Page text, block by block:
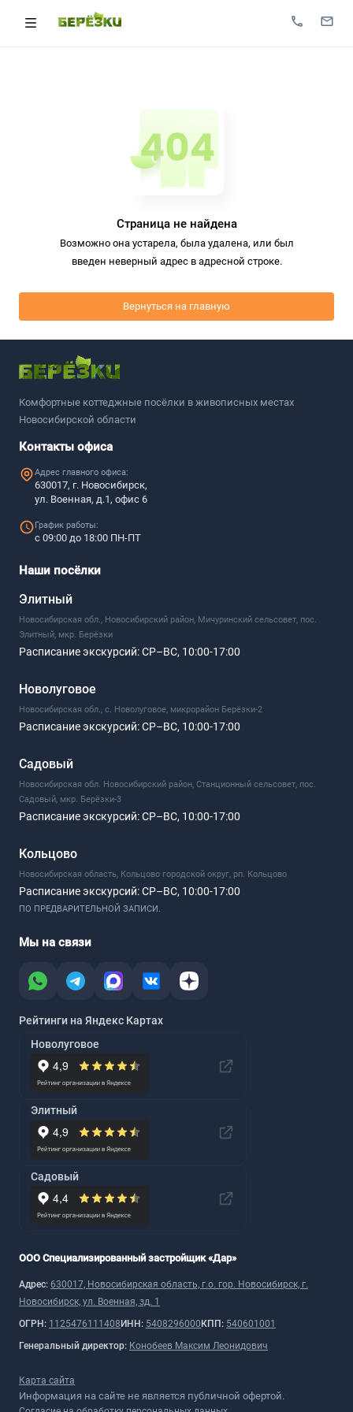
Страница не найдена
Возможно она устарела, была удалена, или был
введен неверный адрес в адресной строке.
Вернуться на главную
Комфортные коттеджные посёлки в живописных местах
Новосибирской области
Контакты офиса
Адрес главного офиса:
630017, г. Новосибирск,
ул. Военная, д.1, офис 6
График работы:
с 09:00 до 18:00 ПН-ПТ
Наши посёлки
Элитный
Новосибирская обл., Новосибирский район, Мичуринский сельсовет, пос.
Элитный, мкр. Берёзки
Расписание экскурсий:СР–ВС, 10:00-17:00
Новолуговое
Новосибирская обл., с. Новолуговое, микрорайон Берёзки-2
Расписание экскурсий:СР–ВС, 10:00-17:00
Садовый
Новосибирская обл. Новосибирский район, Станционный сельсовет, пос.
Садовый, мкр. Берёзки-3
Расписание экскурсий:СР–ВС, 10:00-17:00
Кольцово
Новосибирская область, Кольцово городской округ, рп. Кольцово
Расписание экскурсий:СР–ВС, 10:00-17:00
ПО ПРЕДВАРИТЕЛЬНОЙ ЗАПИСИ.
Мы на связи
Рейтинги на Яндекс Картах
Новолуговое
Элитный
Садовый
ООО Специализированный застройщик «Дар»
Адрес: 630017, Новосибирская область, г.о. гор. Новосибирск, г.
Новосибирск, ул. Военная, зд. 1
ОГРН: 1125476111408 ИНН: 5408296000 КПП: 540601001
Генеральный директор: Конобеев Максим Леонидович
Карта сайта
Информация на сайте не является публичной офертой.